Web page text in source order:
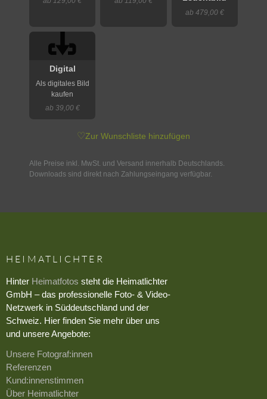
ab 479,00 €
Digital
Als digitales Bild
kaufen
ab 39,00 €
♡Zur Wunschliste hinzufügen
Alle Preise inkl. MwSt. und Versand innerhalb Deutschlands.
Downloads sind direkt nach Zahlungseingang verfügbar.
HEIMATLICHTER
Hinter Heimatfotos steht die Heimatlichter
GmbH – das professionelle Foto- & Video-
Netzwerk in Süddeutschland und der
Schweiz. Hier finden Sie mehr über uns
und unsere Angebote:
Unsere Fotograf:innen
Referenzen
Kund:innenstimmen
Über Heimatlichter